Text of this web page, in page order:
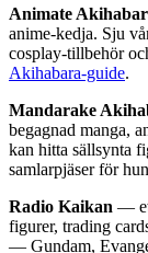
Animate
anime-kedja. Sju
cosplay-tillbehör
Akihabara-guide.
Mandarake
begagnad manga,
kan hitta sällsynta
samlarpjäser för
Radio Kaikan —
figurer, trading
— Gundam,